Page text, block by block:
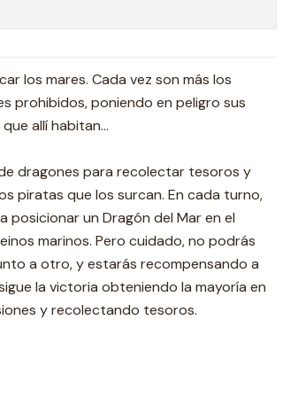
los mares. Cada vez son más los
prohibidos, poniendo en peligro sus
allí habitan…
dragones para recolectar tesoros y
piratas que los surcan. En cada turno,
un Dragón del Mar en el
marinos. Pero cuidado, no podrás
a otro, y estarás recompensando a
la victoria obteniendo la mayoría en
y recolectando tesoros.